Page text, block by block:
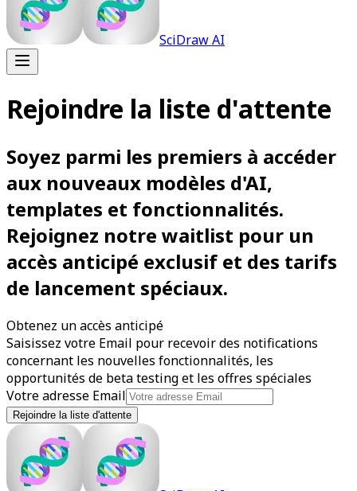
SciDraw AI
Rejoindre la liste d'attente
Soyez parmi les premiers à accéder
aux nouveaux modèles d'AI,
templates et fonctionnalités.
Rejoignez notre waitlist pour un
accès anticipé exclusif et des tarifs
de lancement spéciaux.
Obtenez un accès anticipé
Saisissez votre Email pour recevoir des notifications
concernant les nouvelles fonctionnalités, les
opportunités de beta testing et les offres spéciales
Votre adresse Email
Rejoindre la liste d'attente